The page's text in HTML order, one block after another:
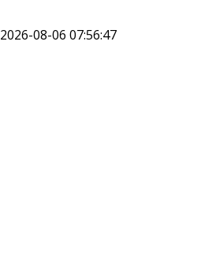
2026-08-06 07:56:47